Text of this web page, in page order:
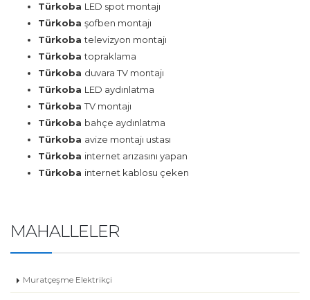
Türkoba LED spot montajı
Türkoba şofben montajı
Türkobatelevizyon montajı
Türkobatopraklama
Türkoba duvara TV montajı
Türkoba LED aydınlatma
TürkobaTV montajı
Türkoba bahçe aydınlatma
Türkoba avize montajı ustası
Türkoba internet arızasını yapan
Türkoba internet kablosu çeken
MAHALLELER
Muratçeşme Elektrikçi